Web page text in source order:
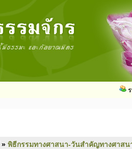
» พิธีกรรมทางศาสนา-วันสำคัญทางศาสน